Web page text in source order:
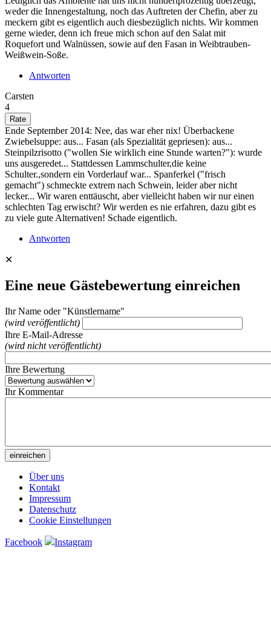
weder die Innengestaltung, noch das Auftreten der Chefin, aber zu
meckern gibt es eigentlich auch diesbezüglich nichts. Wir kommen
gerne wieder, denn ich freue mich schon auf den Salat mit
Roquefort und Walnüssen, sowie auf den Fasan in Weibtrauben-
Weißwein-Soße.
Antworten
Carsten
4
Ende September 2014: Nee, das war eher nix! Überbackene
Zwiebelsuppe: aus... Fasan (als Spezialität gepriesen): aus...
Steinpilzrisotto ("wollen Sie wirklich eine Stunde warten?"): wurde
uns ausgeredet... Stattdessen Lammschulter,die keine
Schulter.,sondern ein Vorderlauf war... Spanferkel ("frisch
gemacht") schmeckte extrem nach Schwein, leider aber nicht
lecker... Wir waren enttäuscht, aber vielleicht haben wir nur einen
schlechten Tag erwischt? Wir werden es nie erfahren, dazu gibt es
zu viele gute Alternativen! Schade eigentlich.
Antworten
✕
Eine neue Gästebewertung einreichen
Ihr Name oder "Künstlername"
(wird veröffentlicht)
Ihre E-Mail-Adresse
(wird nicht veröffentlicht)
Ihre Bewertung
Ihr Kommentar
Über uns
Kontakt
Impressum
Datenschutz
Cookie Einstellungen
Facebook Instagram